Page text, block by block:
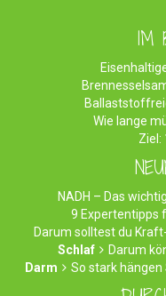
IM
Wie lange
Ziel:
NADH – Das
9 Expertentipps
Darum solltest du
Schlaf
Darum
Darm
So stark